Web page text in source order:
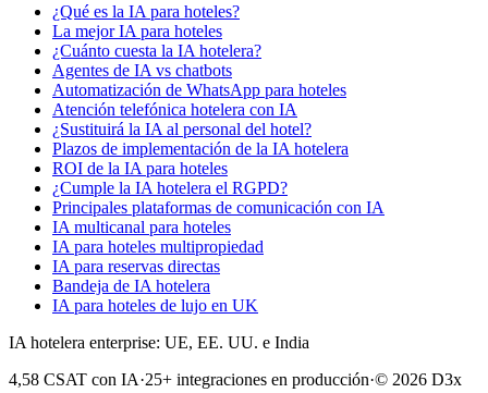
¿Qué es la IA para hoteles?
La mejor IA para hoteles
¿Cuánto cuesta la IA hotelera?
Agentes de IA vs chatbots
Automatización de WhatsApp para hoteles
Atención telefónica hotelera con IA
¿Sustituirá la IA al personal del hotel?
Plazos de implementación de la IA hotelera
ROI de la IA para hoteles
¿Cumple la IA hotelera el RGPD?
Principales plataformas de comunicación con IA
IA multicanal para hoteles
IA para hoteles multipropiedad
IA para reservas directas
Bandeja de IA hotelera
IA para hoteles de lujo en UK
IA hotelera enterprise: UE, EE. UU. e India
4,58 CSAT con IA·25+ integraciones en producción·© 2026 D3x